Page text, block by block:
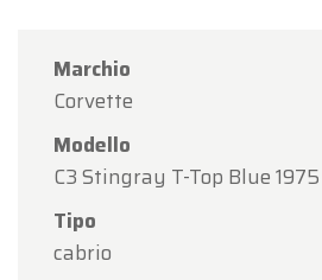
Marchio
Corvette
Modello
C3 Stingray T-Top Blue 1975
Tipo
cabrio